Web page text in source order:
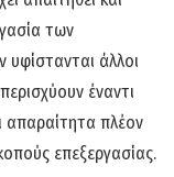
των
άλλοι
έναντι
απαραίτητα πλέον
επεξεργασίας.